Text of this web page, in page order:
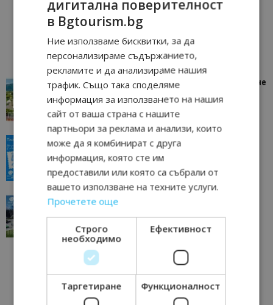
“Пощенска картичка от…”: Петрич – Изживяване
“Пощенска картичка от…”: Пловдив, градът на
всички времена
“Пощенска картичка от…”: Перник – град на
Перник 17/06/2026 09:01
дигитална поверителност
в Bgtourism.bg
Ние използваме бисквитки, за да
персонализираме съдържанието,
рекламите и да анализираме нашия
трафик. Също така споделяме
информация за използването на нашия
сайт от ваша страна с нашите
партньори за реклама и анализи, които
може да я комбинират с друга
информация, която сте им
предоставили или която са събрали от
вашето използване на техните услуги.
Прочетете още
Строго
необходимо
Ефективност
Таргетиране Функционалност